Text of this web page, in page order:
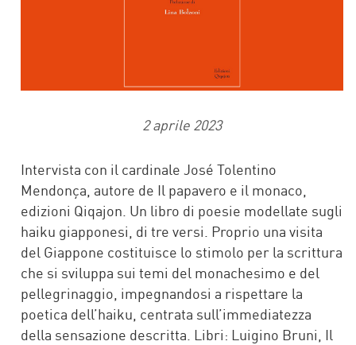
2 aprile 2023
Intervista con il cardinale José Tolentino
Mendonça, autore de Il papavero e il monaco,
edizioni Qiqajon. Un libro di poesie modellate sugli
haiku giapponesi, di tre versi. Proprio una visita
del Giappone costituisce lo stimolo per la scrittura
che si sviluppa sui temi del monachesimo e del
pellegrinaggio, impegnandosi a rispettare la
poetica dell’haiku, centrata sull’immediatezza
della sensazione descritta. Libri: Luigino Bruni, Il